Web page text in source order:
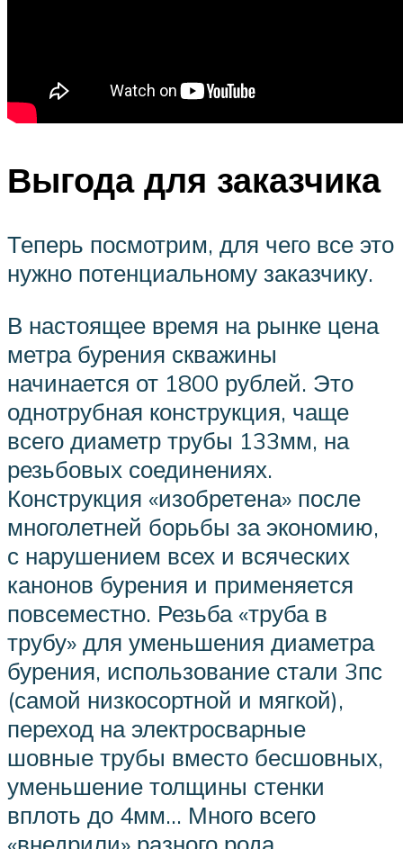
Выгода для заказчика
Теперь посмотрим, для чего все это
нужно потенциальному заказчику.
В настоящее время на рынке цена
метра бурения скважины
начинается от 1800 рублей. Это
однотрубная конструкция, чаще
всего диаметр трубы 133мм, на
резьбовых соединениях.
Конструкция «изобретена» после
многолетней борьбы за экономию,
с нарушением всех и всяческих
канонов бурения и применяется
повсеместно. Резьба «труба в
трубу» для уменьшения диаметра
бурения, использование стали 3пс
(самой низкосортной и мягкой),
переход на электросварные
шовные трубы вместо бесшовных,
уменьшение толщины стенки
вплоть до 4мм… Много всего